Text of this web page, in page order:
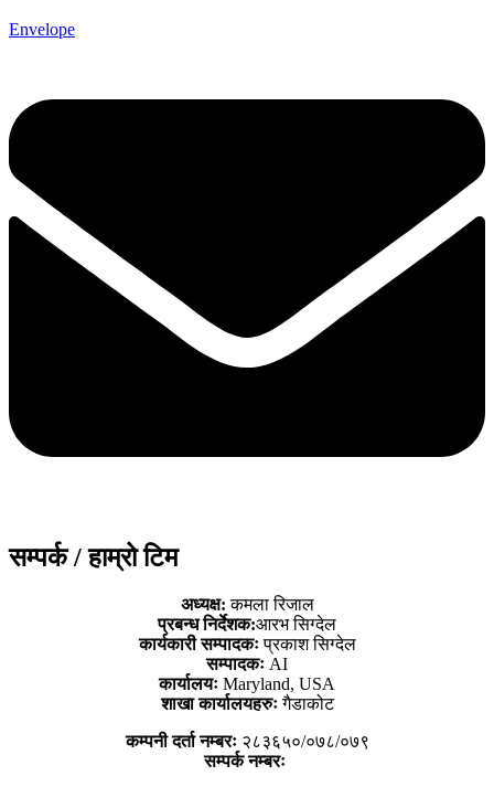
Envelope
सम्पर्क / हाम्रो टिम
अध्यक्ष:कमला रिजाल
प्रबन्ध निर्देशक:आरभ सिग्देल
कार्यकारी सम्पादकःप्रकाश सिग्देल
सम्पादकः AI
कार्यालयः Maryland, USA
शाखा कार्यालयहरुःगैडाकोट
कम्पनी दर्ता नम्बरः२८३६५०/०७८/०७९
सम्पर्क नम्बरः